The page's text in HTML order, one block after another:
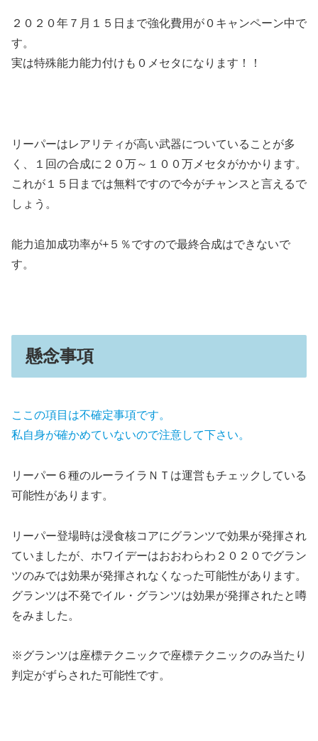
２０２０年７月１５日まで強化費用が０キャンペーン中で
す。
実は特殊能力能力付けも０メセタになります！！
リーパーはレアリティが高い武器についていることが多
く、１回の合成に２０万～１００万メセタがかかります。
これが１５日までは無料ですので今がチャンスと言えるで
しょう。
能力追加成功率が+５％ですので最終合成はできないで
す。
懸念事項
ここの項目は不確定事項です。
私自身が確かめていないので注意して下さい。
リーパー６種のルーライラＮＴは運営もチェックしている
可能性があります。
リーパー登場時は浸食核コアにグランツで効果が発揮され
ていましたが、ホワイデーはおおわらわ２０２０でグラン
ツのみでは効果が発揮されなくなった可能性があります。
グランツは不発でイル・グランツは効果が発揮されたと噂
をみました。
※グランツは座標テクニックで座標テクニックのみ当たり
判定がずらされた可能性です。